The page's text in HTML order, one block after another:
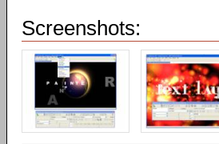
Screenshots: